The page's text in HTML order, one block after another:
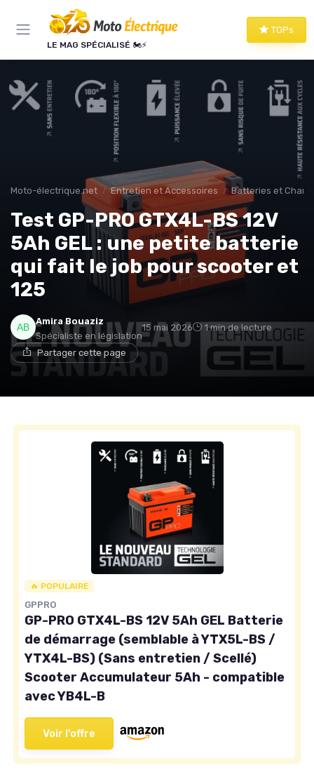
LE MAG SPÉCIALISÉ 🏍️⚡
TOPs
Moto-électrique.net Entretien et Accessoires Batteries et
Test GP-PRO GTX4L-BS 12V
5Ah GEL : une petite batterie
qui fait le job pour scooter et
125
Amira Bouaziz
Spécialiste en législation
15 mai 2026 1 min de lecture
Partager cette page
🔥 POPULAIRE
GPPRO
GP-PRO GTX4L-BS 12V 5Ah GEL Batterie
de démarrage (semblable à YTX5L-BS /
YTX4L-BS) (Sans entretien / Scellé)
Scooter Accumulateur 5Ah - compatible
avec YB4L-B
Voir l'offre
Panneau de gestion des cookies